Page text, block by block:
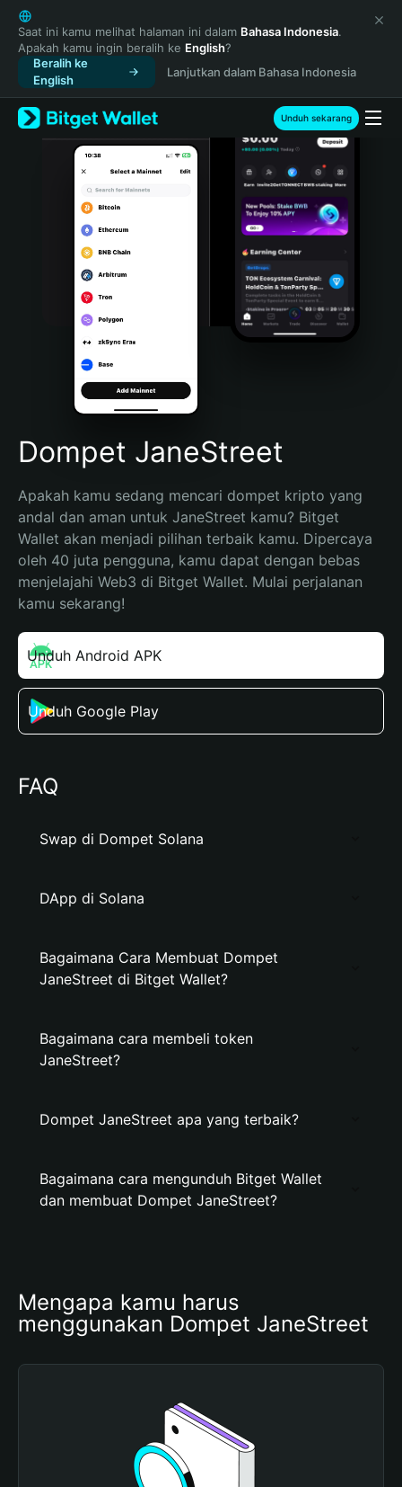
English
日本語
Tiếng Việt
Русский
Español (Latinoamérica)
Türkçe
Italiano
Português (Portugal)
Bahasa Indonesia
Português (Brasil)
Español (Argentina)
Saat ini kamu melihat halaman ini dalam Bahasa Indonesia.
Apakah kamu ingin beralih ke English?
Beralih ke
English
Lanjutkan dalam Bahasa Indonesia
Unduh sekarang
Dompet JaneStreet
Apakah kamu sedang mencari dompet kripto yang
andal dan aman untuk JaneStreet kamu? Bitget
Wallet akan menjadi pilihan terbaik kamu. Dipercaya
oleh 40 juta pengguna, kamu dapat dengan bebas
menjelajahi Web3 di Bitget Wallet. Mulai perjalanan
kamu sekarang!
Unduh Android APK
Unduh Google Play
FAQ
Swap di Dompet Solana
DApp di Solana
Bagaimana Cara Membuat Dompet
JaneStreet di Bitget Wallet?
Bagaimana cara membeli token
JaneStreet?
Dompet JaneStreet apa yang terbaik?
Bagaimana cara mengunduh Bitget Wallet
dan membuat Dompet JaneStreet?
Mengapa kamu harus
menggunakan Dompet JaneStreet